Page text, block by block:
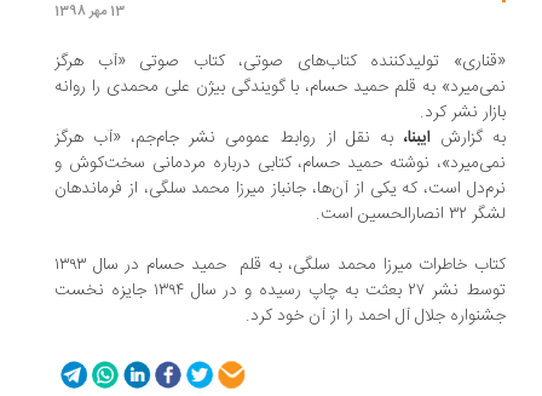
13 مهر 1398
«قناری» تولیدکننده کتاب‌های صوتی، کتاب صوتی «آب هرگز
نمی‌میرد» به قلم حمید حسام، با گویندگی بیژن علی محمدی را روانه
بازار نشر کرد.
به گزارشایبنا، به نقل از روابط عمومی نشر جام‌جم، «آب هرگز
نمی‌میرد»، نوشته حمید حسام، کتابی‌ درباره مردمانی سخت‌کوش و
نرم‌دل است، که یکی از آن‌ها، جانباز میرزا محمد سلگی، از فرماندهان
لشگر ۳۲ انصارالحسین است.
کتاب خاطرات میرزا محمد سلگی، به قلم حمید حسام در سال ۱۳۹۳
توسط نشر ۲۷ بعثت به چاپ رسیده و در سال ۱۳۹۴ جایزه نخست
جشنواره جلال آل احمد را از آن خود کرد.